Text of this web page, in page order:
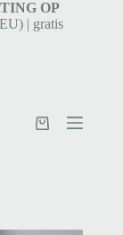
OP
| gratis